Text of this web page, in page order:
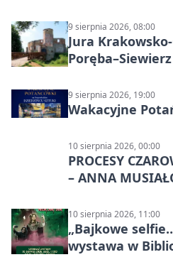
9 sierpnia 2026, 08:00
Jura
9 sierpnia 2026, 19:00
Wakacyjne
10 sierpnia 2026, 00:00
PROCESY
– ANNA
10 sierpnia 2026, 11:00
„Bajkowe
wystawa w